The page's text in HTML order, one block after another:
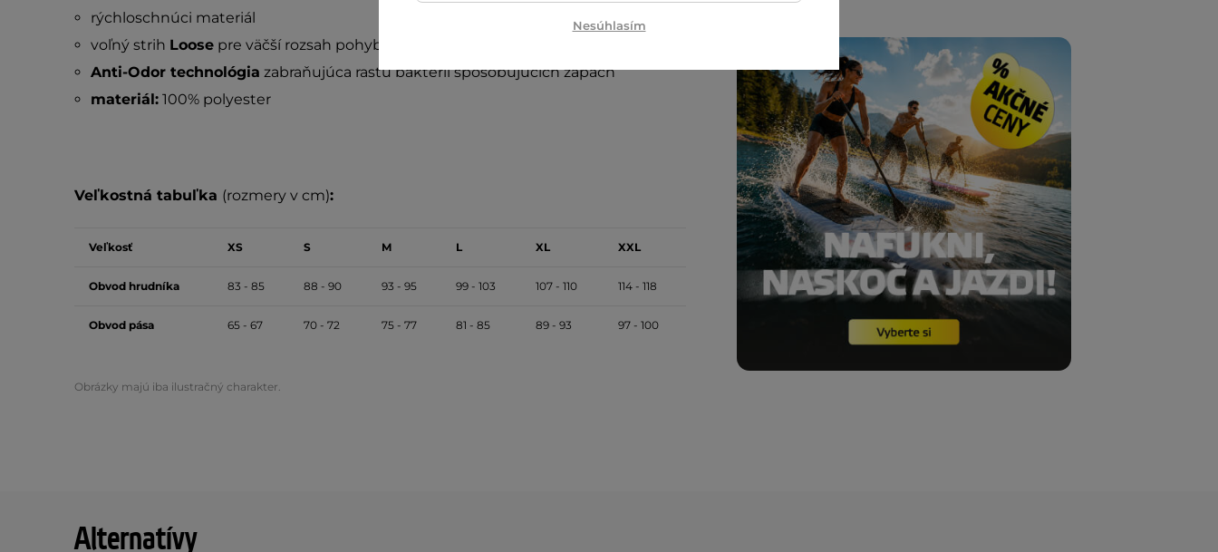
Alternatívy
rýchloschnúci materiál
voľný strih Loosepre väčší rozsah pohybu
Anti-Odor technológia zabraňujúca rastu baktérií spôsobujúcich zápach
materiál:100% polyester
Veľkostná tabuľka (rozmery v cm):
Veľkosť XS S M L XL XXL
Obvod hrudníka 83 - 85 88 - 90 93 - 95 99 - 103 107 - 110 114 - 118
Obvod pása 65 - 67 70 - 72 75 - 77 81 - 85 89 - 93 97 - 100
Obrázky majú iba ilustračný charakter.
Nesúhlasím